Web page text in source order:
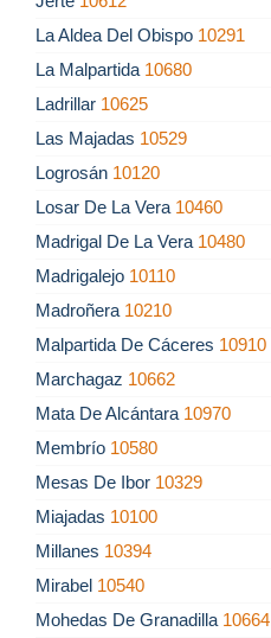
La Aldea Del Obispo 10291
La Malpartida 10680
Ladrillar 10625
Las Majadas 10529
Logrosán 10120
Losar De La Vera 10460
Madrigal De La Vera 10480
Madrigalejo 10110
Madroñera 10210
Malpartida De Cáceres 10910
Marchagaz 10662
Mata De Alcántara 10970
Membrío 10580
Mesas De Ibor 10329
Miajadas 10100
Millanes 10394
Mirabel 10540
Mohedas De Granadilla 10664